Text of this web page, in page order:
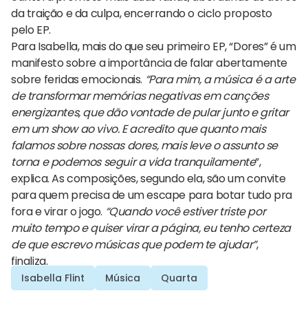
da traição e da culpa, encerrando o ciclo proposto
pelo EP.
Para Isabella, mais do que seu primeiro EP, “Dores” é um
manifesto sobre a importância de falar abertamente
sobre feridas emocionais. “Para mim, a música é a arte
de transformar memórias negativas em canções
energizantes, que dão vontade de pular junto e gritar
em um show ao vivo. E acredito que quanto mais
falamos sobre nossas dores, mais leve o assunto se
torna e podemos seguir a vida tranquilamente”,
explica. As composições, segundo ela, são um convite
para quem precisa de um escape para botar tudo pra
fora e virar o jogo. “Quando você estiver triste por
muito tempo e quiser virar a página, eu tenho certeza
de que escrevo músicas que podem te ajudar”,
finaliza.
Isabella Flint Música Quarta